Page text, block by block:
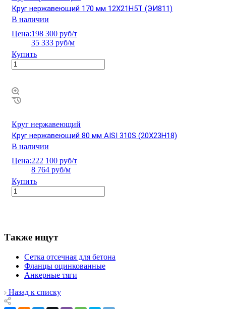
Круг нержавеющий 170 мм 12Х21Н5Т (ЭИ811)
В наличии
Цена:198 300 руб/т
35 333 руб/м
Купить
Круг нержавеющий
Круг нержавеющий 80 мм AISI 310S (20Х23Н18)
В наличии
Цена:222 100 руб/т
8 764 руб/м
Купить
Также ищут
Сетка отсечная для бетона
Фланцы оцинкованные
Анкерные тяги
Назад к списку